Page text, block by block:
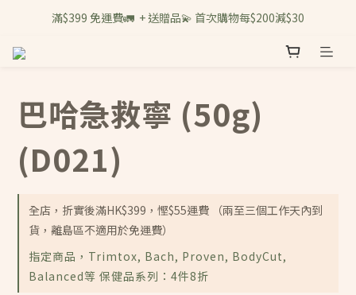
滿$399 免運費🚛  + 送贈品💫 首次購物每$200減$30
巴哈急救寧 (50g)
(D021)
全店，折實後滿HK$399，慳$55運費 （兩至三個工作天內到
貨，離島區不適用於免運費）
指定商品，Trimtox, Bach, Proven, BodyCut,
Balanced等 保健品系列：4件8折